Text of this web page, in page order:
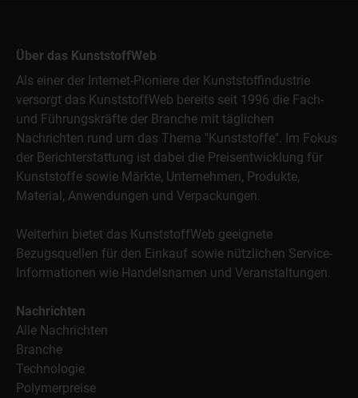
Über das KunststoffWeb
Als einer der Internet-Pioniere der Kunststoffindustrie
versorgt das KunststoffWeb bereits seit 1996 die Fach-
und Führungskräfte der Branche mit täglichen
Nachrichten rund um das Thema "Kunststoffe". Im Fokus
der Berichterstattung ist dabei die Preisentwicklung für
Kunststoffe sowie Märkte, Unternehmen, Produkte,
Material, Anwendungen und Verpackungen.
Weiterhin bietet das KunststoffWeb geeignete
Bezugsquellen für den Einkauf sowie nützlichen Service-
Informationen wie Handelsnamen und Veranstaltungen.
Nachrichten
Alle Nachrichten
Branche
Technologie
Polymerpreise